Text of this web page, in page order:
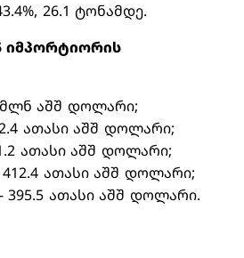
26.1 ტონამდე.
იმპორტიორის
მლნ აშშ დოლარი;
ათასი აშშ დოლარი;
ათასი აშშ დოლარი;
ათასი აშშ დოლარი;
395.5 ათასი აშშ დოლარი.